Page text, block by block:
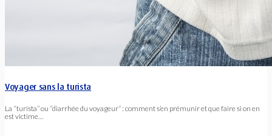
Voyager sans la turista
La “turista” ou “diarrhée du voyageur” : comment s’en prémunir et que faire si on en
est victime…